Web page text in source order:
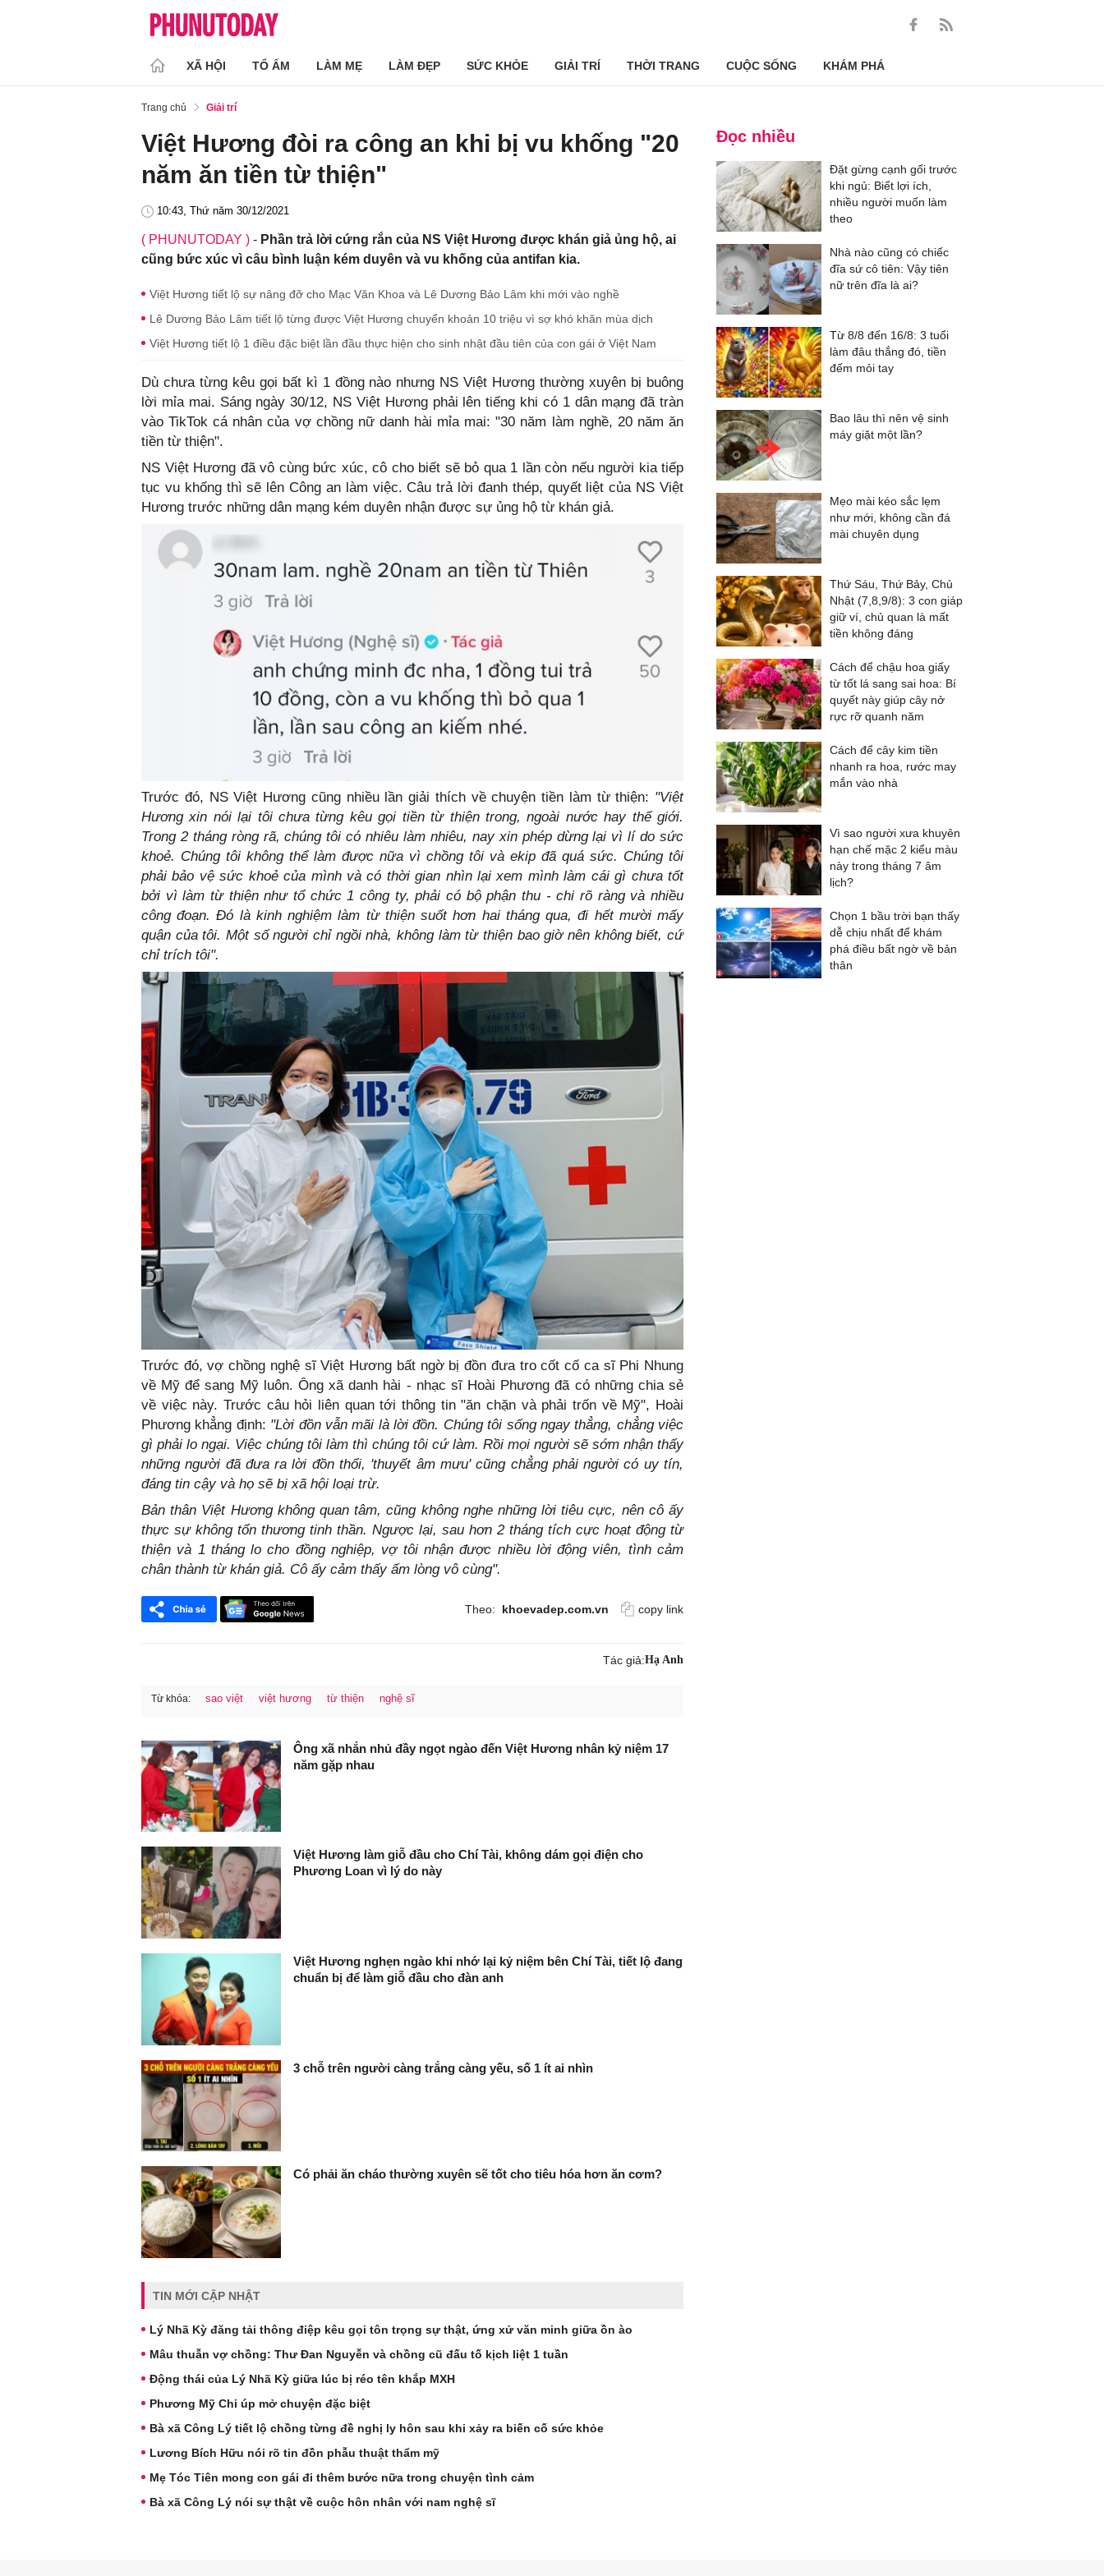
XÃ HỘI TỔ ẤM LÀM MẸ LÀM ĐẸP SỨC KHỎE GIẢI TRÍ THỜI TRANG CUỘC SỐNG KHÁM PHÁ
Trang chủ Giải trí
Việt Hương đòi ra công an khi bị vu khống "20
năm ăn tiền từ thiện"
10:43, Thứ năm 30/12/2021
( PHUNUTODAY ) - Phần trả lời cứng rắn của NS Việt Hương được khán giả ủng hộ, ai
cũng bức xúc vì câu bình luận kém duyên và vu khống của antifan kia.
Việt Hương tiết lộ sự nâng đỡ cho Mạc Văn Khoa và Lê Dương Bảo Lâm khi mới vào nghề
Lê Dương Bảo Lâm tiết lộ từng được Việt Hương chuyển khoản 10 triệu vì sợ khó khăn mùa dịch
Việt Hương tiết lộ 1 điều đặc biệt lần đầu thực hiện cho sinh nhật đầu tiên của con gái ở Việt Nam
Dù chưa từng kêu gọi bất kì 1 đồng nào nhưng NS Việt Hương thường xuyên bị buông
lời mỉa mai. Sáng ngày 30/12, NS Việt Hương phải lên tiếng khi có 1 dân mạng đã tràn
vào TikTok cá nhân của vợ chồng nữ danh hài mỉa mai: "30 năm làm nghề, 20 năm ăn
tiền từ thiện".
NS Việt Hương đã vô cùng bức xúc, cô cho biết sẽ bỏ qua 1 lần còn nếu người kia tiếp
tục vu khống thì sẽ lên Công an làm việc. Câu trả lời đanh thép, quyết liệt của NS Việt
Hương trước những dân mạng kém duyên nhận được sự ủng hộ từ khán giả.
Trước đó, NS Việt Hương cũng nhiều lần giải thích về chuyện tiền làm từ thiện: "Việt
Hương xin nói lại tôi chưa từng kêu gọi tiền từ thiện trong, ngoài nước hay thế giới.
Trong 2 tháng ròng rã, chúng tôi có nhiêu làm nhiêu, nay xin phép dừng lại vì lí do sức
khoẻ. Chúng tôi không thể làm được nữa vì chồng tôi và ekip đã quá sức. Chúng tôi
phải bảo vệ sức khoẻ của mình và có thời gian nhìn lại xem mình làm cái gì chưa tốt
bởi vì làm từ thiện như tổ chức 1 công ty, phải có bộ phận thu - chi rõ ràng và nhiều
công đoạn. Đó là kinh nghiệm làm từ thiện suốt hơn hai tháng qua, đi hết mười mấy
quận của tôi. Một số người chỉ ngồi nhà, không làm từ thiện bao giờ nên không biết, cứ
chỉ trích tôi".
Trước đó, vợ chồng nghệ sĩ Việt Hương bất ngờ bị đồn đưa tro cốt cố ca sĩ Phi Nhung
về Mỹ để sang Mỹ luôn. Ông xã danh hài - nhạc sĩ Hoài Phương đã có những chia sẻ
về việc này. Trước câu hỏi liên quan tới thông tin "ăn chặn và phải trốn về Mỹ", Hoài
Phương khẳng định: "Lời đồn vẫn mãi là lời đồn. Chúng tôi sống ngay thẳng, chẳng việc
gì phải lo ngại. Việc chúng tôi làm thì chúng tôi cứ làm. Rồi mọi người sẽ sớm nhận thấy
những người đã đưa ra lời đồn thổi, 'thuyết âm mưu' cũng chẳng phải người có uy tín,
đáng tin cậy và họ sẽ bị xã hội loại trừ.
Bản thân Việt Hương không quan tâm, cũng không nghe những lời tiêu cực, nên cô ấy
thực sự không tổn thương tinh thần. Ngược lại, sau hơn 2 tháng tích cực hoạt động từ
thiện và 1 tháng lo cho đồng nghiệp, vợ tôi nhận được nhiều lời động viên, tình cảm
chân thành từ khán giả. Cô ấy cảm thấy ấm lòng vô cùng".
Theo: khoevadep.com.vn copy link
Tác giả:Hạ Anh
Từ khóa: sao việt việt hương từ thiện nghệ sĩ
Ông xã nhắn nhủ đầy ngọt ngào đến Việt Hương nhân kỷ niệm 17
năm gặp nhau
Việt Hương làm giỗ đầu cho Chí Tài, không dám gọi điện cho
Phương Loan vì lý do này
Việt Hương nghẹn ngào khi nhớ lại kỷ niệm bên Chí Tài, tiết lộ đang
chuẩn bị để làm giỗ đầu cho đàn anh
3 chỗ trên người càng trắng càng yếu, số 1 ít ai nhìn
Có phải ăn cháo thường xuyên sẽ tốt cho tiêu hóa hơn ăn cơm?
TIN MỚI CẬP NHẬT
Lý Nhã Kỳ đăng tải thông điệp kêu gọi tôn trọng sự thật, ứng xử văn minh giữa ồn ào
Mâu thuẫn vợ chồng: Thư Đan Nguyễn và chồng cũ đấu tố kịch liệt 1 tuần
Động thái của Lý Nhã Kỳ giữa lúc bị réo tên khắp MXH
Phương Mỹ Chi úp mở chuyện đặc biệt
Bà xã Công Lý tiết lộ chồng từng đề nghị ly hôn sau khi xảy ra biến cố sức khỏe
Lương Bích Hữu nói rõ tin đồn phẫu thuật thẩm mỹ
Mẹ Tóc Tiên mong con gái đi thêm bước nữa trong chuyện tình cảm
Bà xã Công Lý nói sự thật về cuộc hôn nhân với nam nghệ sĩ
Đọc nhiều
Đặt gừng cạnh gối trước
khi ngủ: Biết lợi ích,
nhiều người muốn làm
theo
Nhà nào cũng có chiếc
đĩa sứ cô tiên: Vậy tiên
nữ trên đĩa là ai?
Từ 8/8 đến 16/8: 3 tuổi
làm đâu thắng đó, tiền
đếm mỏi tay
Bao lâu thì nên vệ sinh
máy giặt một lần?
Mẹo mài kéo sắc lẹm
như mới, không cần đá
mài chuyên dụng
Thứ Sáu, Thứ Bảy, Chủ
Nhật (7,8,9/8): 3 con giáp
giữ ví, chủ quan là mất
tiền không đáng
Cách để chậu hoa giấy
từ tốt lá sang sai hoa: Bí
quyết này giúp cây nở
rực rỡ quanh năm
Cách để cây kim tiền
nhanh ra hoa, rước may
mắn vào nhà
Vì sao người xưa khuyên
hạn chế mặc 2 kiểu màu
này trong tháng 7 âm
lịch?
Chọn 1 bầu trời bạn thấy
dễ chịu nhất để khám
phá điều bất ngờ về bản
thân